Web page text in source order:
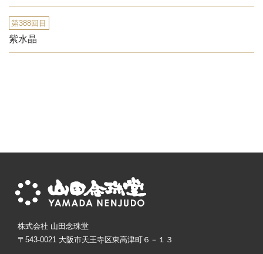
第388回目
紫水晶
株式会社 山田念珠堂
〒543-0021 大阪市天王寺区東高津町６－１３